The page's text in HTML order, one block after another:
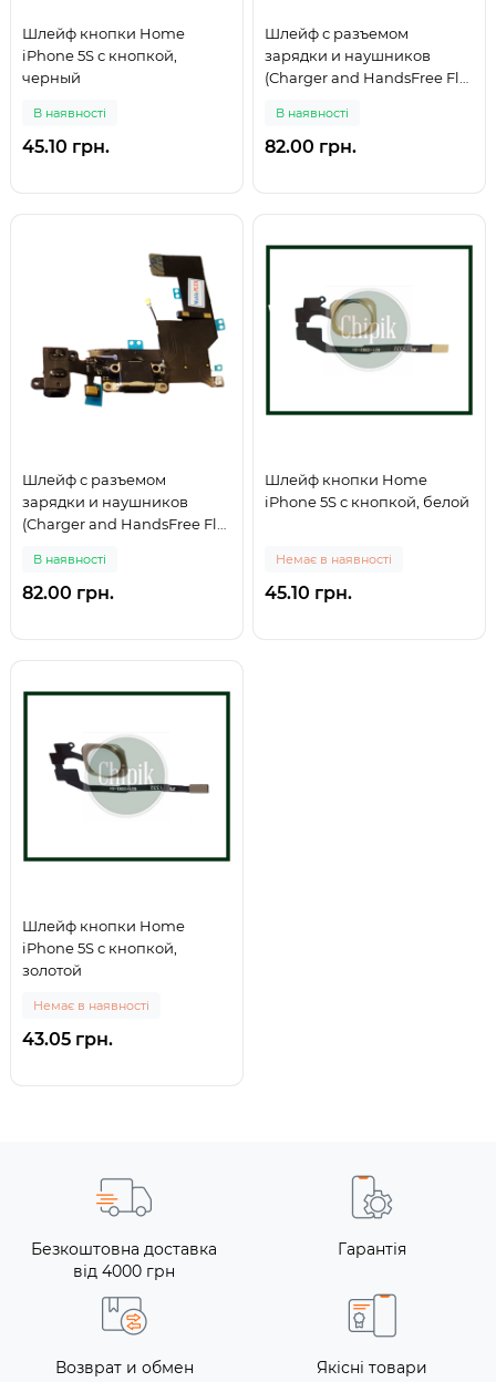
Шлейф кнопки Home
iPhone 5S с кнопкой,
черный
В наявності
45.10 грн.
Шлейф с разъемом
зарядки и наушников
(Charger and HandsFree Flat
В наявності
82.00 грн.
Шлейф с разъемом
зарядки и наушников
(Charger and HandsFree Flat
В наявності
82.00 грн.
Шлейф кнопки Home
iPhone 5S с кнопкой, белой
Немає в наявності
45.10 грн.
Шлейф кнопки Home
iPhone 5S с кнопкой,
золотой
Немає в наявності
43.05 грн.
Безкоштовна доставка
від 4000 грн
Гарантія
Возврат и обмен
Якісні товари